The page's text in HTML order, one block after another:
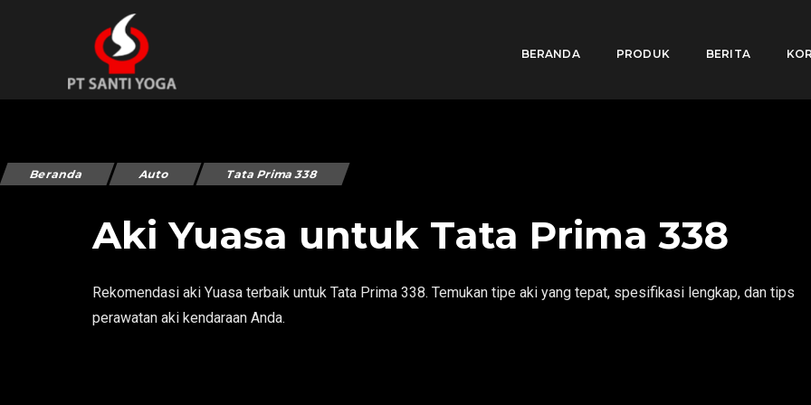
BERANDA PRODUK BERITA
Beranda Auto Tata Prima 338
Aki Yuasa untuk Tata Prima 338
Rekomendasi aki Yuasa terbaik untuk Tata Prima 338. Temukan tipe aki yang tepat, spesifikasi lengkap, dan tips
perawatan aki kendaraan Anda.